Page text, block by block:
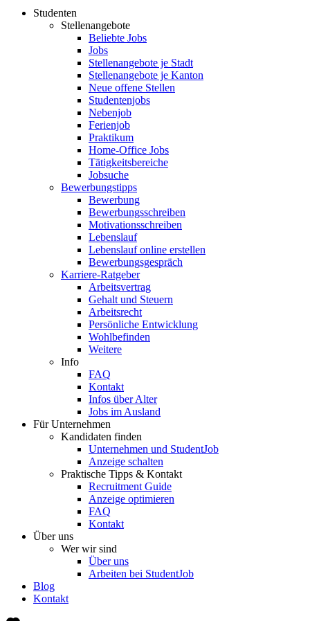
Studenten
Stellenangebote
Beliebte Jobs
Jobs
Stellenangebote je Stadt
Stellenangebote je Kanton
Neue offene Stellen
Studentenjobs
Nebenjob
Ferienjob
Praktikum
Home-Office Jobs
Tätigkeitsbereiche
Jobsuche
Bewerbungstipps
Bewerbung
Bewerbungsschreiben
Motivationsschreiben
Lebenslauf
Lebenslauf online erstellen
Bewerbungsgespräch
Karriere-Ratgeber
Arbeitsvertrag
Gehalt und Steuern
Arbeitsrecht
Persönliche Entwicklung
Wohlbefinden
Weitere
Info
FAQ
Kontakt
Infos über Alter
Jobs im Ausland
Für Unternehmen
Kandidaten finden
Unternehmen und StudentJob
Anzeige schalten
Praktische Tipps & Kontakt
Recruitment Guide
Anzeige optimieren
FAQ
Kontakt
Über uns
Wer wir sind
Über uns
Arbeiten bei StudentJob
Blog
Kontakt